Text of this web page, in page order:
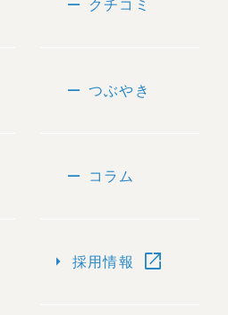
クチコミ
remove つぶやき
remove コラム
arrow_right 採用情報 open_in_new